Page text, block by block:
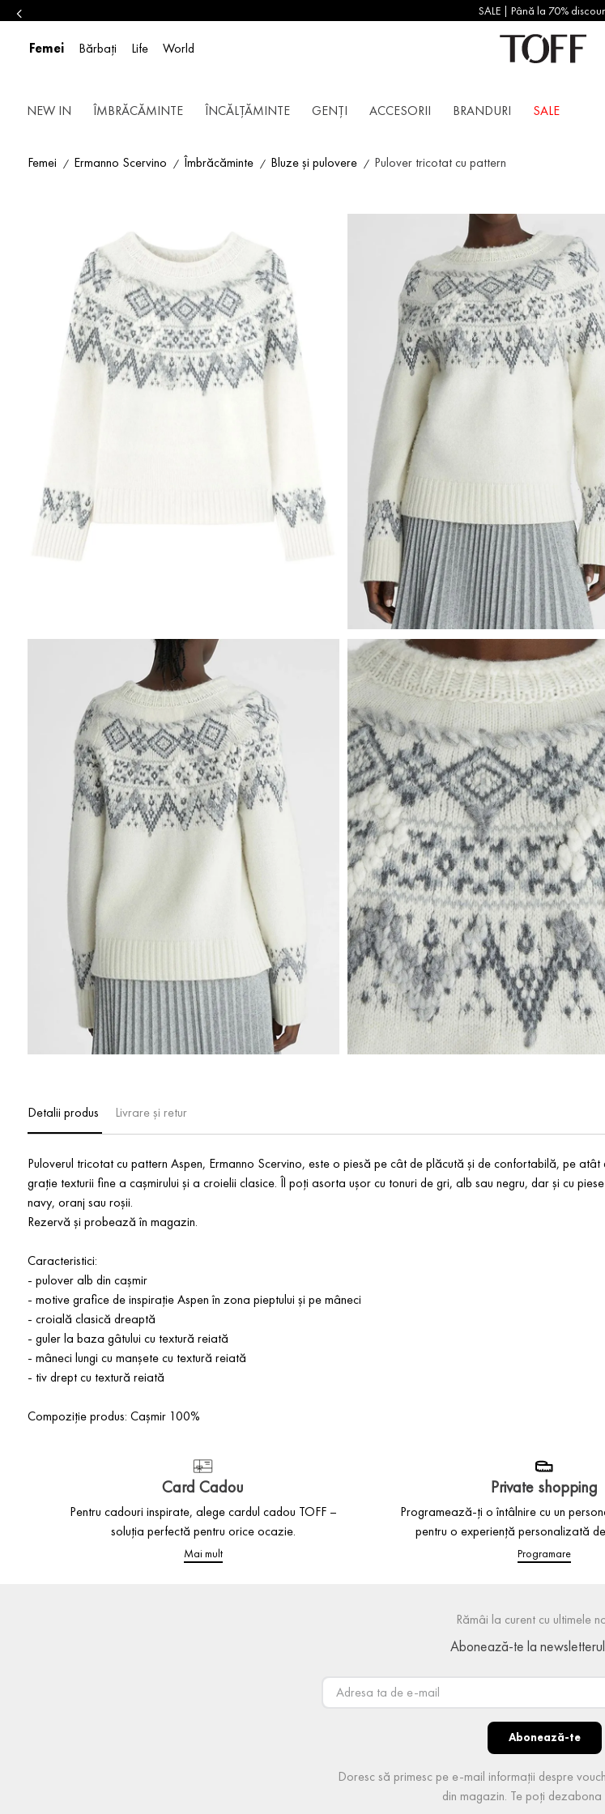
SALE | Până la 70%
Femei Bărbați Life World
NEW IN ÎMBRĂCĂMINTE ÎNCĂLȚĂMINTE GENȚI ACCESORII BRANDURI SALE
Femei Ermanno Scervino Îmbrăcăminte Bluze și pulovere Pulover tricotat cu pattern
Detalii produs Livrare și retur
Puloverul tricotat cu pattern Aspen, Ermanno Scervino, este o piesă pe cât de plăcută și de confortabilă, pe
grație texturii fine a cașmirului și a croielii clasice. Îl poți asorta ușor cu tonuri de gri, alb sau negru, dar și cu
navy, oranj sau roșii.
Rezervă și probează în magazin.
Caracteristici:
- pulover alb din cașmir
- motive grafice de inspirație Aspen în zona pieptului și pe mâneci
- croială clasică dreaptă
- guler la baza gâtului cu textură reiată
- mâneci lungi cu manșete cu textură reiată
- tiv drept cu textură reiată
Compoziție produs: Cașmir 100%
Card Cadou
Pentru cadouri inspirate, alege cardul cadou TOFF –
soluția perfectă pentru orice ocazie.
Mai mult
Private shopping
Programează-ți o întâlnire cu un
pentru o experiență personalizată
Programare
Rămâi la curent cu ultimele
Abonează-te la
Abonează-te
Doresc să primesc pe e-mail informații despre
din magazin. Te poți dezabona